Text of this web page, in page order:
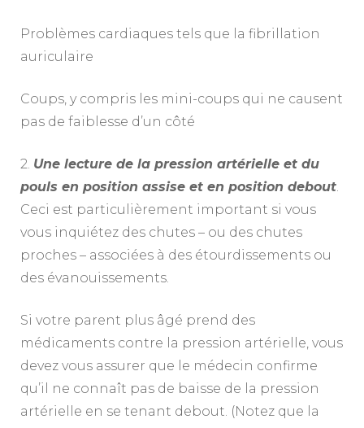
Problèmes cardiaques tels que la fibrillation
auriculaire
Coups, y compris les mini-coups qui ne causent
pas de faiblesse d’un côté
2. Une lecture de la pression artérielle et du
pouls en position assise et en position debout.
Ceci est particulièrement important si vous
vous inquiétez des chutes – ou des chutes
proches – associées à des étourdissements ou
des évanouissements.
Si votre parent plus âgé prend des
médicaments contre la pression artérielle, vous
devez vous assurer que le médecin confirme
qu’il ne connaît pas de baisse de la pression
artérielle en se tenant debout. (Notez que la